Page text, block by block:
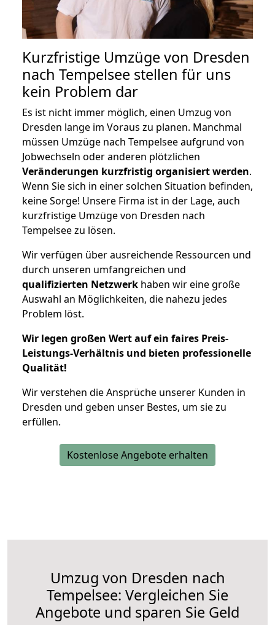
Kurzfristige Umzüge von Dresden
nach Tempelsee stellen für uns
kein Problem dar
Es ist nicht immer möglich, einen Umzug von
Dresden lange im Voraus zu planen. Manchmal
müssen Umzüge nach Tempelsee aufgrund von
Jobwechseln oder anderen plötzlichen
Veränderungen kurzfristig organisiert werden.
Wenn Sie sich in einer solchen Situation befinden,
keine Sorge! Unsere Firma ist in der Lage, auch
kurzfristige Umzüge von Dresden nach
Tempelsee zu lösen.
Wir verfügen über ausreichende Ressourcen und
durch unseren umfangreichen und
qualifizierten Netzwerk haben wir eine große
Auswahl an Möglichkeiten, die nahezu jedes
Problem löst.
Wir legen großen Wert auf ein faires Preis-
Leistungs-Verhältnis und bieten professionelle
Qualität!
Wir verstehen die Ansprüche unserer Kunden in
Dresden und geben unser Bestes, um sie zu
erfüllen.
Kostenlose Angebote erhalten
Umzug von Dresden nach
Tempelsee: Vergleichen Sie
Angebote und sparen Sie Geld